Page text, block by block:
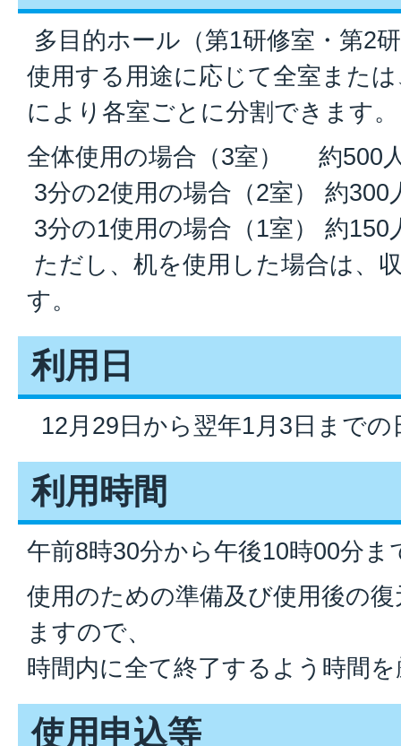
多目的ホール（第1研修室・第2
使用する用途に応じて全室また
により各室ごとに分割できます。
全体使用の場合（3室） 約500
3分の2使用の場合（2室） 約300
3分の1使用の場合（1室） 約150
ただし、机を使用した場合は、
す。
利用日
12月29日から翌年1月3日までの
利用時間
午前8時30分から午後10時00分ま
使用のための準備及び使用後の
ますので、
時間内に全て終了するよう時間
使用申込等